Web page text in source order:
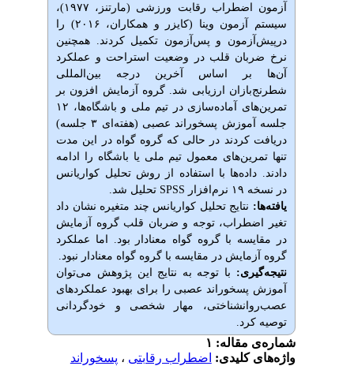
آزمون اضطراب رقابت ورزشی (مارتنز، ۱۹۷۷)،
سیستم آزمون وینا (کایزر و همکاران، ۲۰۱۶) را
درپیش‌آزمون و پس‌آزمون تکمیل کردند. همچنین
نرخ ضربان قلب در وضعیت استراحت و عملکرد
آن‌ها بر اساس آخرین درجه بین‌المللی
شطرنج‌بازان ارزیابی شد. گروه آزمایش افزون بر
تمرین‌های آماده‌سازی در تیم ملی و باشگاه‌ها، ۱۲
جلسه آموزش پسخوراند عصبی (هفته‌ای ۳ جلسه)
دریافت کردند در حالی که گروه گواه در این مدت
تنها تمرین‌های معمول تیم ملی یا باشگاه را ادامه
دادند. داده‌ها با استفاده از روش تحلیل کواریانس
در نسخه ۱۹ نرم‌افزار SPSS تحلیل شد.
یافته‌ها:نتایج تحلیل کواریانس چند متغیره نشان داد
تغیر اضطراب، توجه و ضربان قلب گروه آزمایش
در مقایسه با گروه گواه معنادار بود. اما عملکرد
گروه آزمایش در مقایسه با گروه گواه معنادار نبود.
نتیجه‌گیری:با توجه به نتایج این پژوهش می‌توان
آموزش پسخوراند عصبی را برای بهبود عملکردهای
عصب‌روانشناختی، مهار شخصی و خودگردانی
توصیه کرد.
شماره‌ی مقاله: ۱
واژه‌های کلیدی:اضطراب رقابتی، پسخوراند